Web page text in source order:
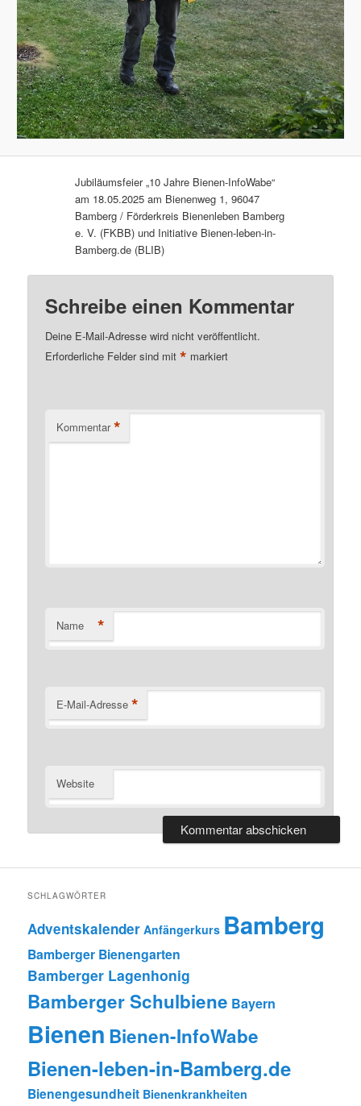
Jubiläumsfeier „10 Jahre Bienen-InfoWabe“
am 18.05.2025 am Bienenweg 1, 96047
Bamberg / Förderkreis Bienenleben Bamberg
e. V. (FKBB) und Initiative Bienen-leben-in-
Bamberg.de (BLIB)
Schreibe einen Kommentar
Deine E-Mail-Adresse wird nicht veröffentlicht.
Erforderliche Felder sind mit* markiert
Kommentar *
Name *
E-Mail-Adresse *
Website
SCHLAGWÖRTER
Adventskalender Anfängerkurs Bamberg
Bamberger Bienengarten
Bamberger Lagenhonig
Bamberger Schulbiene Bayern
Bienen Bienen-InfoWabe
Bienen-leben-in-Bamberg.de
Bienengesundheit Bienenkrankheiten